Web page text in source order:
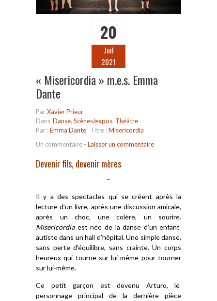
20
Juil
2021
« Misericordia » m.e.s. Emma
Dante
ParXavier Prieur
Dans Danse, Scènes/expos, Théâtre
Par :Emma Dante Titre :Misericordia
Un commentaire - Laisser un commentaire
Devenir fils, devenir mères
–
Il y a des spectacles qui se créent après la
lecture d’un livre, après une discussion amicale,
après un choc, une colère, un sourire.
Misericordiaest née de la danse d’un enfant
autiste dans un hall d’hôpital. Une simple danse,
sans perte d’équilibre, sans crainte. Un corps
heureux qui tourne sur lui-même pour tourner
sur lui-même.
Ce petit garçon est devenu Arturo, le
personnage principal de la dernière pièce